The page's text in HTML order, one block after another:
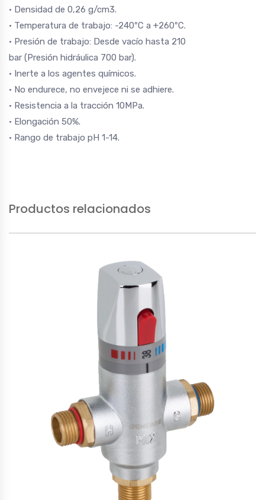
• Densidad de 0,26 g/cm3.
• Temperatura de trabajo: -240ºC a +260ºC.
• Presión de trabajo: Desde vacío hasta 210
bar (Presión hidráulica 700 bar).
• Inerte a los agentes químicos.
• No endurece, no envejece ni se adhiere.
• Resistencia a la tracción 10MPa.
• Elongación 50%.
• Rango de trabajo pH 1-14.
Productos relacionados